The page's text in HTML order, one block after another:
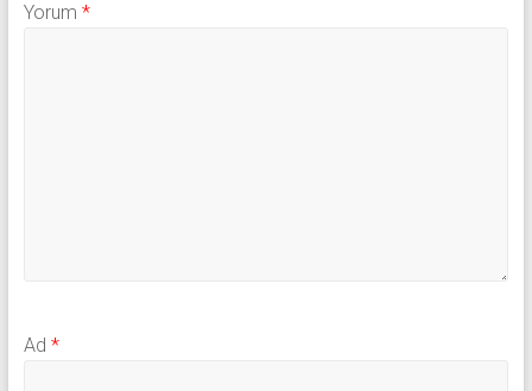
Yorum *
Ad *